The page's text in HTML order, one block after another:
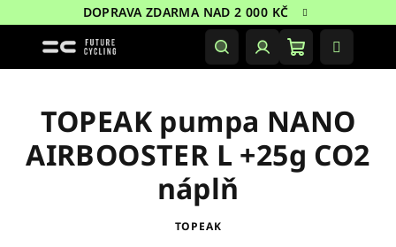
na
DOPRAVA ZDARMA NAD 2 000 KČ
HledatPřihlášeníNákupní
TOPEAK pumpa NANO
AIRBOOSTER L +25g CO2
náplň
TOPEAK